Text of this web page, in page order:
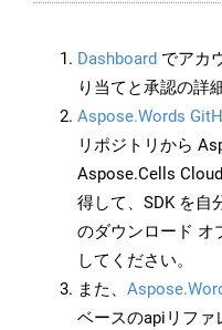
Dashboard でアカ
り当てと承認の詳
Aspose.Words
リポジトリから
Aspose.Cells
得して、SDK を自
のダウンロード オ
してください。
また、
ベースのapiリファ